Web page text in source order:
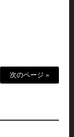
次のページ »